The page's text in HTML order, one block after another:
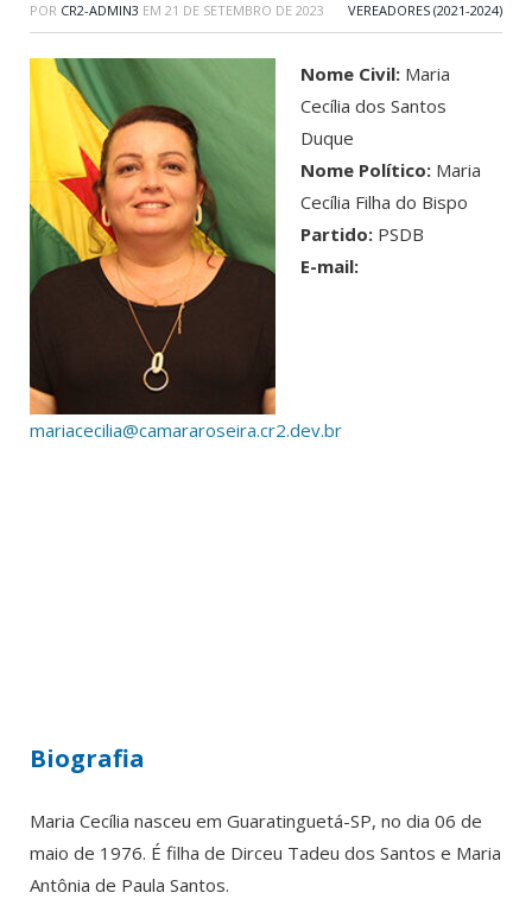
POR CR2-ADMIN3 EM 21 DE SETEMBRO DE 2023 VEREADORES (2021-2024)
Nome Civil: Maria
Cecília dos Santos
Duque
Nome Político: Maria
Cecília Filha do Bispo
Partido: PSDB
E-mail:
mariacecilia@camararoseira.cr2.dev.br
Biografia
Maria Cecília nasceu em Guaratinguetá-SP, no dia 06 de
maio de 1976. É filha de Dirceu Tadeu dos Santos e Maria
Antônia de Paula Santos.